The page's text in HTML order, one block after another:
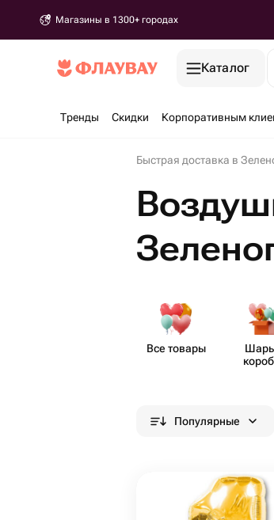
Магазины в 1300+ городах
Каталог
Тренды Скидки Корпоративным
Быстрая доставка в
Все товары
Популярные